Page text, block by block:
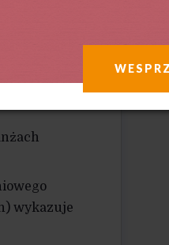
do 39
44
wykazuje